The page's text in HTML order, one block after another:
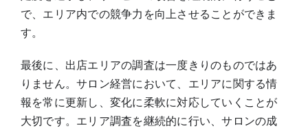
で、エリア内での競争力を向上させることができま
す。
最後に、出店エリアの調査は一度きりのものではあ
りません。サロン経営において、エリアに関する情
報を常に更新し、変化に柔軟に対応していくことが
大切です。エリア調査を継続的に行い、サロンの成